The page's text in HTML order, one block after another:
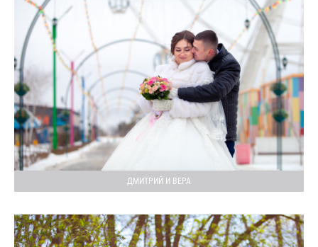
ДМИТРИЙ И ВЕРА